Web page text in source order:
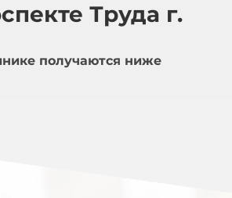
Труда г.
получаются ниже